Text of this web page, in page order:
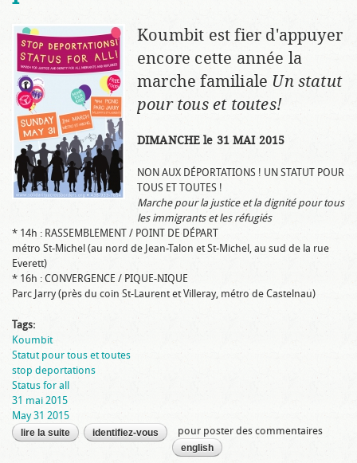
Koumbit est fier d'appuyer
encore cette année la
marche familiale Un statut
pour tous et toutes!
DIMANCHE le 31 MAI 2015
NON AUX DÉPORTATIONS ! UN STATUT POUR
TOUS ET TOUTES !
Marche pour la justice et la dignité pour tous
les immigrants et les réfugiés
* 14h : RASSEMBLEMENT / POINT DE DÉPART
métro St-Michel (au nord de Jean-Talon et St-Michel, au sud de la rue
Everett)
* 16h : CONVERGENCE / PIQUE-NIQUE
Parc Jarry (près du coin St-Laurent et Villeray, métro de Castelnau)
Tags:
Koumbit
Statut pour tous et toutes
stop deportations
Status for all
31 mai 2015
May 31 2015
lire la suite de 31 mai : marche un statut pour tous et toutes!
identifiez-vous pour poster des commentaires
english